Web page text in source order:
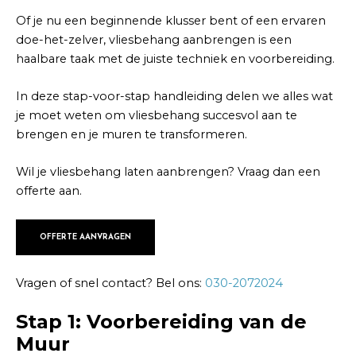
Of je nu een beginnende klusser bent of een ervaren
doe-het-zelver, vliesbehang aanbrengen is een
haalbare taak met de juiste techniek en voorbereiding.
In deze stap-voor-stap handleiding delen we alles wat
je moet weten om vliesbehang succesvol aan te
brengen en je muren te transformeren.
Wil je vliesbehang laten aanbrengen? Vraag dan een
offerte aan.
OFFERTE AANVRAGEN
Vragen of snel contact? Bel ons: 030-2072024
Stap 1: Voorbereiding van de
Muur